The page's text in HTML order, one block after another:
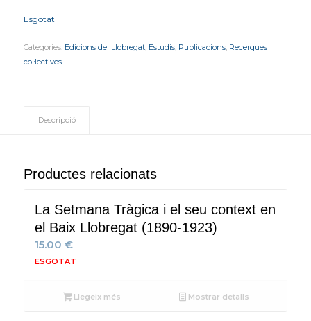
Esgotat
Categories: Edicions del Llobregat, Estudis, Publicacions, Recerques
col·lectives
Descripció
Productes relacionats
La Setmana Tràgica i el seu context en
el Baix Llobregat (1890-1923)
15.00€
Llegeix més Mostrar detalls